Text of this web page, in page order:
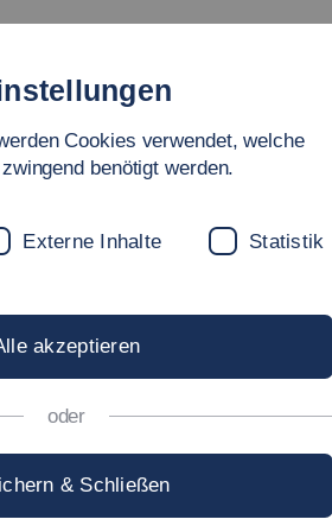
ARB. (FH)
DE
Cookies verwendet, welche
benötigt werden.
Externe Inhalte Statistik
akzeptieren
oder
& Schließen